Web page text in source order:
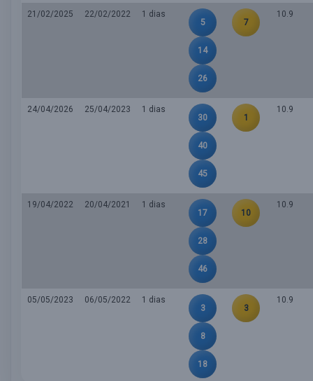
21/02/2025 22/02/2022
1 dias
5
14
26
7
10.9
24/04/2026 25/04/2023
1 dias
30
40
45
1
10.9
19/04/2022 20/04/2021
1 dias
17
28
46
10
10.9
05/05/2023 06/05/2022
1 dias
3
8
18
3
10.9